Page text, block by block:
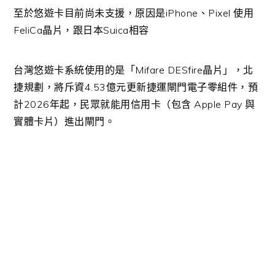
至於悠遊卡目前尚未支援，原因是iPhone、Pixel 使用
FeliCa晶片，跟日本Suica相容
台灣悠遊卡系統使用的是「Mifare DESfire晶片」，北
捷規劃，將斥資4.53億元更新捷運閘門電子零組件，預
計2026年起，民眾就能用信用卡（包含 Apple Pay 與
實體卡片）進出閘門。